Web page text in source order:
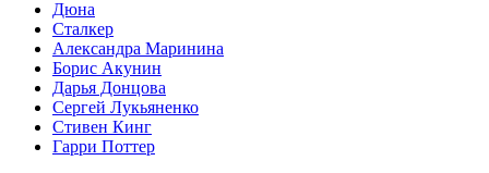
Дюна
Сталкер
Александра Маринина
Борис Акунин
Дарья Донцова
Сергей Лукьяненко
Стивен Кинг
Гарри Поттер